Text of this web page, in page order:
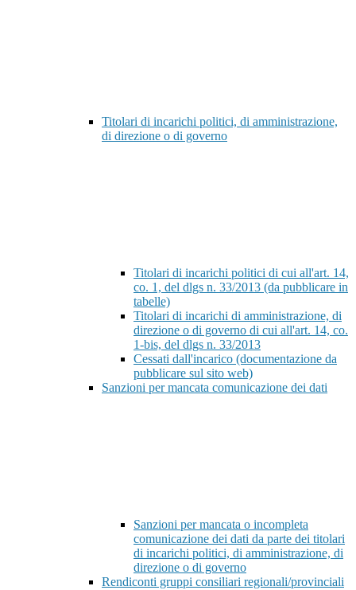
Titolari di incarichi politici, di amministrazione,
di direzione o di governo
Titolari di incarichi politici di cui all'art. 14,
co. 1, del dlgs n. 33/2013 (da pubblicare in
tabelle)
Titolari di incarichi di amministrazione, di
direzione o di governo di cui all'art. 14, co.
1-bis, del dlgs n. 33/2013
Cessati dall'incarico (documentazione da
pubblicare sul sito web)
Sanzioni per mancata comunicazione dei dati
Sanzioni per mancata o incompleta
comunicazione dei dati da parte dei titolari
di incarichi politici, di amministrazione, di
direzione o di governo
Rendiconti gruppi consiliari regionali/provinciali